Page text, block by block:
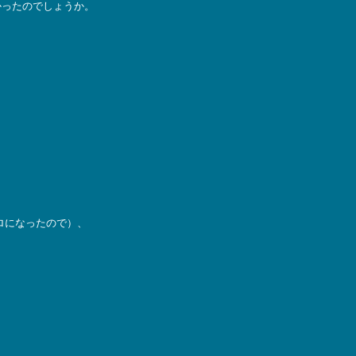
たのでしょうか。
なったので）、